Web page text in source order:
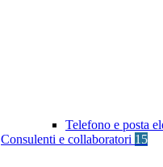
Telefono e posta
Consulenti e collaboratori 15